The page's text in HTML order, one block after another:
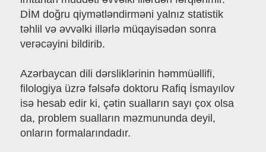
DİM doğru qiymətləndirməni yalnız statistik
təhlil və əvvəlki illərlə müqayisədən sonra
verəcəyini bildirib.
Azərbaycan dili dərsliklərinin həmmüəllifi,
filologiya üzrə fəlsəfə doktoru Rafiq İsmayılov
isə hesab edir ki, çətin sualların sayı çox olsa
da, problem sualların məzmununda deyil,
onların formalarındadır.